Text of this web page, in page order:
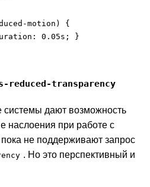
motion) {
0.05s; }
reduced-transparency
дают возможность
наслоения при работе с
не поддерживают запрос
. Но это перспективный и